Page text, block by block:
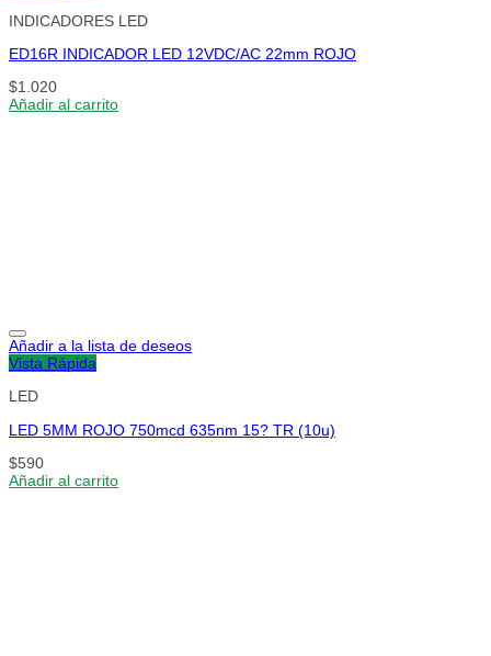
INDICADORES LED
ED16R INDICADOR LED 12VDC/AC 22mm ROJO
$1.020
Añadir al carrito
Añadir a la lista de deseos
Vista Rápida
LED
LED 5MM ROJO 750mcd 635nm 15? TR (10u)
$590
Añadir al carrito